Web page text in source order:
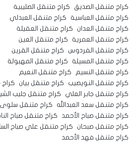
كراج متنقل الصديق
كراج متنقل الصليبية
كراج متنقل العباسية
كراج متنقل العبدلي
كراج متنقل العدان
كراج متنقل العقيلة
كراج متنقل العمرية
كراج متنقل العين
كراج متنقل الفردوس
كراج متنقل القرين
كراج متنقل المسيلة
كراج متنقل المهبولة
كراج متنقل النسيم
كراج متنقل النعيم
كراج متنقل النويصيب
كراج متنقل بيان
كراج
كراج متنقل جابر العلي
كراج متنقل جليب
كراج متنقل سعد العبدالله
كراج متنقل سلوى
كراج متنقل صباح الأحمد
كراج متنقل صباح
كراج متنقل صبحان
كراج متنقل علي صباح
كراج متنقل فهد الأحمد